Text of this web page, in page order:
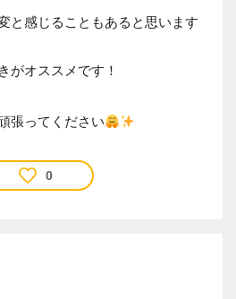
と感じることもあると思います
がオススメです！
張ってください
0